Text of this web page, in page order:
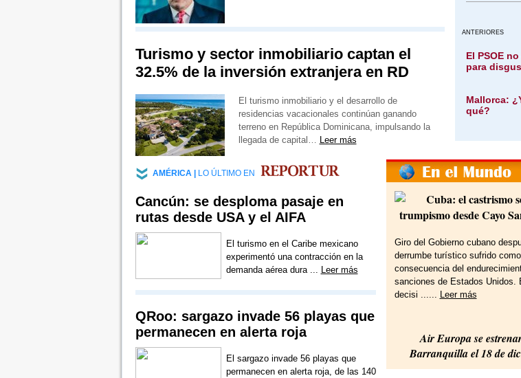
Turismo y sector inmobiliario captan el
32.5% de la inversión extranjera en RD
El turismo inmobiliario y el desarrollo de
residencias vacacionales continúan ganando
terreno en República Dominicana, impulsando la
llegada de capital… Leer más
ANTERIORES
El PSOE
para
Mallorca:
qué?
AMÉRICA |LO ÚLTIMO EN
Cancún: se desploma pasaje en
rutas desde USA y el AIFA
El turismo en el Caribe mexicano
experimentó una contracción en la
demanda aérea dura ... Leer más
QRoo: sargazo invade 56 playas que
permanecen en alerta roja
El sargazo invade 56 playas que
permanecen en alerta roja, de las 140
Cuba: el castrismo
trumpismo desde Cayo
Giro del Gobierno cubano
derrumbe turístico sufrido como
consecuencia del
sanciones de Estados Unidos.
decisi ...... Leer más
Air Europa se
Barranquilla el 18 de